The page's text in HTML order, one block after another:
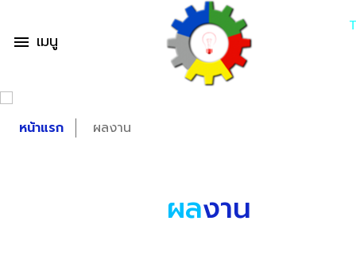
menu เมนู
หน้าแรก ผลงาน
ผลงาน